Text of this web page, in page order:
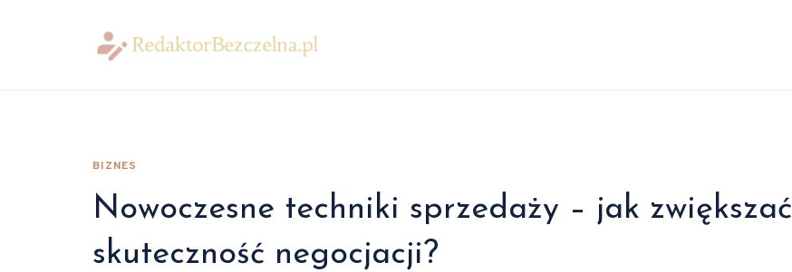
BIZNES
Nowoczesne techniki sprzedaży – jak zwiększać
skuteczność negocjacji?